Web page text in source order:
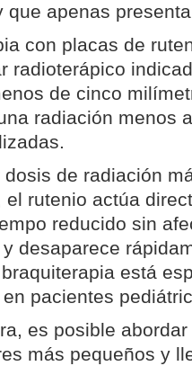
que apenas
con placas de
radioterápico
de cinco
radiación menos
de radiación
el rutenio actúa
reducido sin
desaparece
está
pacientes
es posible
más pequeños y